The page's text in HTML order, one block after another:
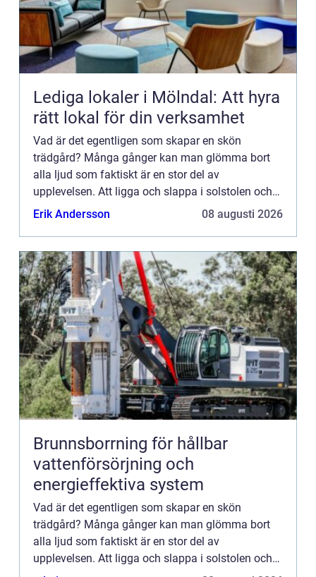
Lediga lokaler i Mölndal: Att hyra
rätt lokal för din verksamhet
Vad är det egentligen som skapar en skön
trädgård? Många gånger kan man glömma bort
alla ljud som faktiskt är en stor del av
upplevelsen. Att ligga och slappa i solstolen och
bara lyssna till ljudet av vinde...
Erik Andersson 08 augusti 2026
Brunnsborrning för hållbar
vattenförsörjning och
energieffektiva system
Vad är det egentligen som skapar en skön
trädgård? Många gånger kan man glömma bort
alla ljud som faktiskt är en stor del av
upplevelsen. Att ligga och slappa i solstolen och